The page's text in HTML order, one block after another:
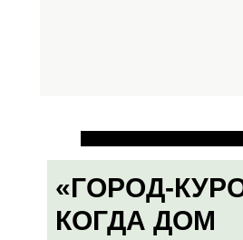
«ГОРОД-
КОГДА ДОМ